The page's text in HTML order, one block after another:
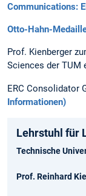
Communications:
Otto-Hahn-
Prof. Kienberger
Sciences der TUM
ERC Consolidator
Informationen)
Lehrstuhl für
Technische
Prof. Reinhard